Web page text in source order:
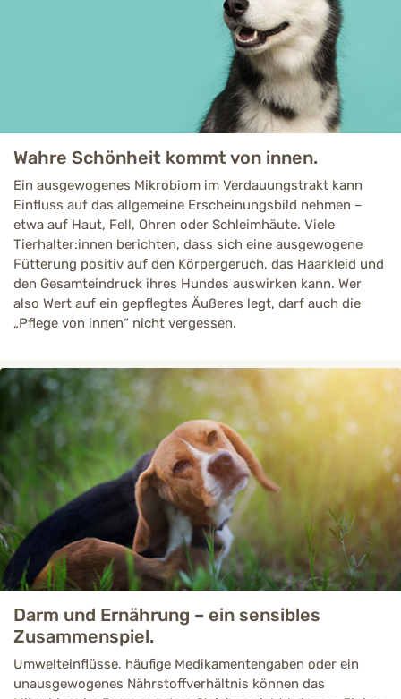
Wahre Schönheit kommt von innen.
Ein ausgewogenes Mikrobiom im Verdauungstrakt kann
Einfluss auf das allgemeine Erscheinungsbild nehmen –
etwa auf Haut, Fell, Ohren oder Schleimhäute. Viele
Tierhalter:innen berichten, dass sich eine ausgewogene
Fütterung positiv auf den Körpergeruch, das Haarkleid und
den Gesamteindruck ihres Hundes auswirken kann. Wer
also Wert auf ein gepflegtes Äußeres legt, darf auch die
„Pflege von innen“ nicht vergessen.
Darm und Ernährung – ein sensibles
Zusammenspiel.
Umwelteinflüsse, häufige Medikamentengaben oder ein
unausgewogenes Nährstoffverhältnis können das